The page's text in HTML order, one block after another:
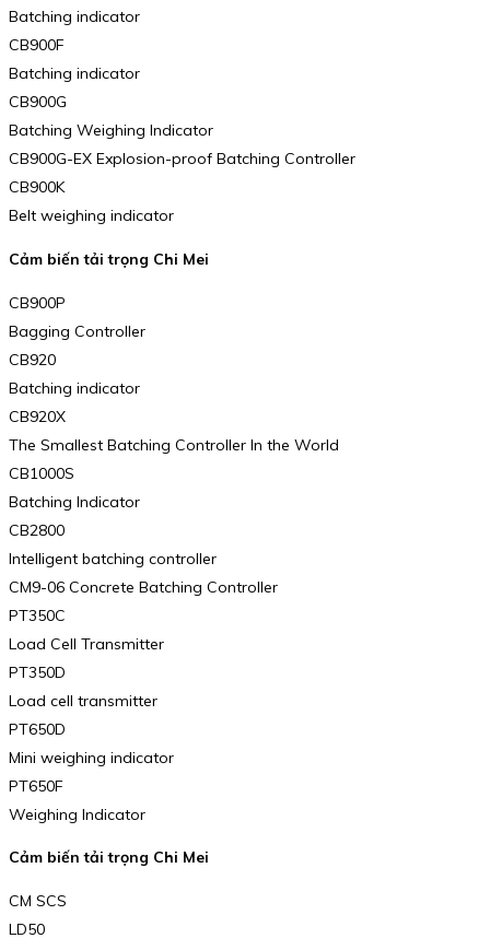
Batching indicator
CB900F
Batching indicator
CB900G
Batching Weighing Indicator
CB900G-EX Explosion-proof Batching Controller
CB900K
Belt weighing indicator
Cảm biến tải trọng Chi Mei
CB900P
Bagging Controller
CB920
Batching indicator
CB920X
The Smallest Batching Controller In the World
CB1000S
Batching Indicator
CB2800
Intelligent batching controller
CM9-06 Concrete Batching Controller
PT350C
Load Cell Transmitter
PT350D
Load cell transmitter
PT650D
Mini weighing indicator
PT650F
Weighing Indicator
Cảm biến tải trọng Chi Mei
CM SCS
LD50